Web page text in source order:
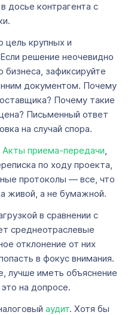
досье контрагента с
цель крупных и
решение неочевидно
бизнеса, зафиксируйте
документом. Почему
Почему такие
Письменный ответ
на случай спора.
Акты приема-передачи,
по ходу проекта,
протоколы — все, что
живой, а не бумажной.
в сравнении с
среднеотраслевые
отклонение от них
в фокус внимания.
лучше иметь объяснение
на допросе.
аудит. Хотя бы